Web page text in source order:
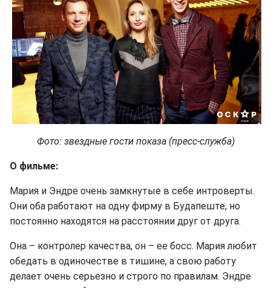
Фото: звездные гости показа (пресс-служба)
О фильме:
Мария и Эндре очень замкнутые в себе интроверты.
Они оба работают на одну фирму в Будапеште, но
постоянно находятся на расстоянии друг от друга.
Она – контролер качества, он – ее босс. Мария любит
обедать в одиночестве в тишине, а свою работу
делает очень серьезно и строго по правилам. Эндре